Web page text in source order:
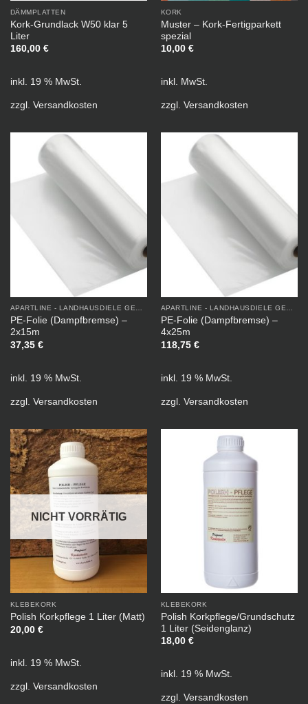
DÄMMPLATTEN
Kork-Grundlack W50 klar 5
Liter
160,00 €
inkl. 19 % MwSt.
zzgl. Versandkosten
KORK
Muster – Kork-Fertigparkett
spezial
10,00 €
inkl. MwSt.
zzgl. Versandkosten
APARTLINE - LANDHAUSDIELE GEÖLT
PE-Folie (Dampfbremse) –
2x15m
37,35 €
inkl. 19 % MwSt.
zzgl. Versandkosten
APARTLINE - LANDHAUSDIELE GEÖLT
PE-Folie (Dampfbremse) –
4x25m
118,75 €
inkl. 19 % MwSt.
zzgl. Versandkosten
NICHT VORRÄTIG
KLEBEKORK
Polish Korkpflege 1 Liter (Matt)
20,00 €
inkl. 19 % MwSt.
zzgl. Versandkosten
KLEBEKORK
Polish Korkpflege/Grundschutz
1 Liter (Seidenglanz)
18,00 €
inkl. 19 % MwSt.
zzgl. Versandkosten